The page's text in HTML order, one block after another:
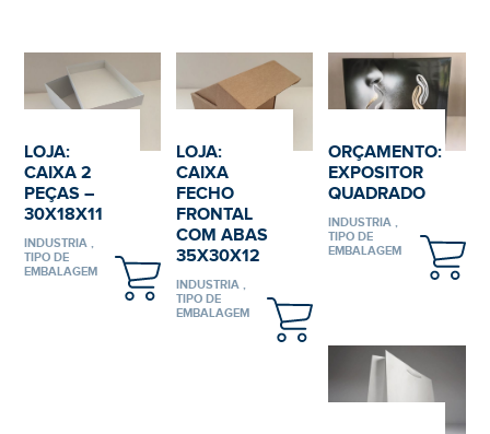
LOJA:
CAIXA 2
PEÇAS –
30X18X11
INDUSTRIA ,
TIPO DE
EMBALAGEM
LOJA:
CAIXA
FECHO
FRONTAL
COM ABAS
35X30X12
INDUSTRIA ,
TIPO DE
EMBALAGEM
ORÇAMENTO:
EXPOSITOR
QUADRADO
INDUSTRIA ,
TIPO DE
EMBALAGEM